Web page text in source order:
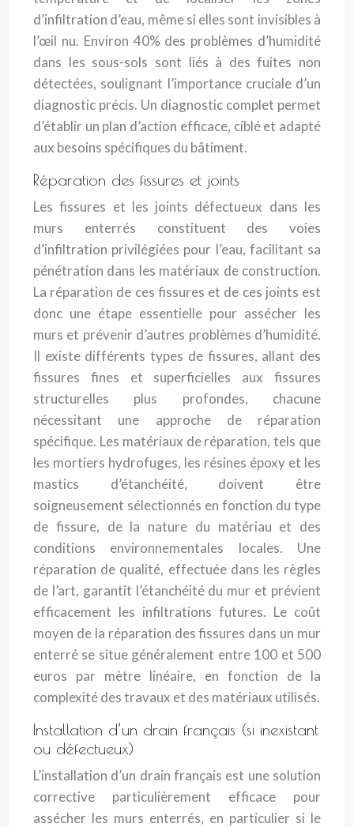
d’infiltration d’eau, même si elles sont invisibles à
l’œil nu. Environ 40% des problèmes d’humidité
dans les sous-sols sont liés à des fuites non
détectées, soulignant l’importance cruciale d’un
diagnostic précis. Un diagnostic complet permet
d’établir un plan d’action efficace, ciblé et adapté
aux besoins spécifiques du bâtiment.
Réparation des fissures et joints
Les fissures et les joints défectueux dans les
murs enterrés constituent des voies
d’infiltration privilégiées pour l’eau, facilitant sa
pénétration dans les matériaux de construction.
La réparation de ces fissures et de ces joints est
donc une étape essentielle pour assécher les
murs et prévenir d’autres problèmes d’humidité.
Il existe différents types de fissures, allant des
fissures fines et superficielles aux fissures
structurelles plus profondes, chacune
nécessitant une approche de réparation
spécifique. Les matériaux de réparation, tels que
les mortiers hydrofuges, les résines époxy et les
mastics d’étanchéité, doivent être
soigneusement sélectionnés en fonction du type
de fissure, de la nature du matériau et des
conditions environnementales locales. Une
réparation de qualité, effectuée dans les règles
de l’art, garantit l’étanchéité du mur et prévient
efficacement les infiltrations futures. Le coût
moyen de la réparation des fissures dans un mur
enterré se situe généralement entre 100 et 500
euros par mètre linéaire, en fonction de la
complexité des travaux et des matériaux utilisés.
Installation d’un drain français (si inexistant
ou défectueux)
L’installation d’un drain français est une solution
corrective particulièrement efficace pour
assécher les murs enterrés, en particulier si le